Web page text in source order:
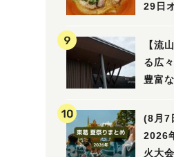
29日
ビュー
【流
る広
豊富
(8月7
2026
火大